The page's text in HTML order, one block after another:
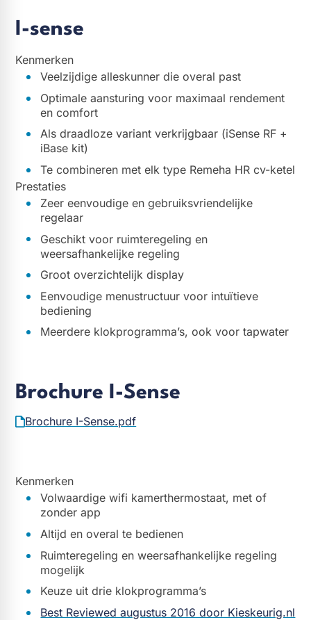
I-sense
Kenmerken
Veelzijdige alleskunner die overal past
Optimale aansturing voor maximaal rendement
en comfort
Als draadloze variant verkrijgbaar (iSense RF +
iBase kit)
Te combineren met elk type Remeha HR cv-ketel
Prestaties
Zeer eenvoudige en gebruiksvriendelijke
regelaar
Geschikt voor ruimteregeling en
weersafhankelijke regeling
Groot overzichtelijk display
Eenvoudige menustructuur voor intuïtieve
bediening
Meerdere klokprogramma’s, ook voor tapwater
Brochure I-Sense
Brochure I-Sense.pdf
Kenmerken
Volwaardige wifi kamerthermostaat, met of
zonder app
Altijd en overal te bedienen
Ruimteregeling en weersafhankelijke regeling
mogelijk
Keuze uit drie klokprogramma’s
Best Reviewed augustus 2016 door Kieskeurig.nl